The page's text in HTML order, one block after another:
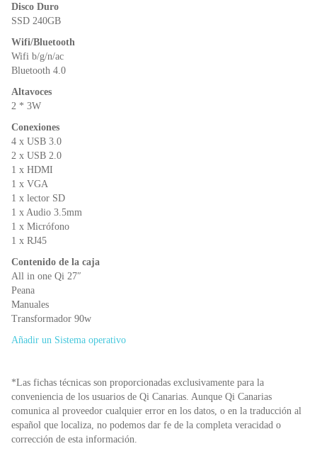
Disco Duro
SSD 240GB
Wifi/Bluetooth
Wifi b/g/n/ac
Bluetooth 4.0
Altavoces
2 * 3W
Conexiones
4 x USB 3.0
2 x USB 2.0
1 x HDMI
1 x VGA
1 x lector SD
1 x Audio 3.5mm
1 x Micrófono
1 x RJ45
Contenido de la caja
All in one Qi 27″
Peana
Manuales
Transformador 90w
Añadir un Sistema operativo
*Las fichas técnicas son proporcionadas exclusivamente para la
conveniencia de los usuarios de Qi Canarias. Aunque Qi Canarias
comunica al proveedor cualquier error en los datos, o en la traducción al
español que localiza, no podemos dar fe de la completa veracidad o
corrección de esta información.